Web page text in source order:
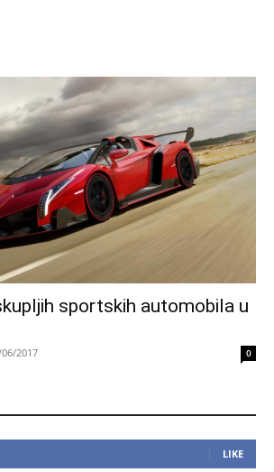
sportskih automobila u
2017 0
LIKE